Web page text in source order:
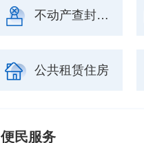
不动产查封登记
公共租赁住房
便民服务